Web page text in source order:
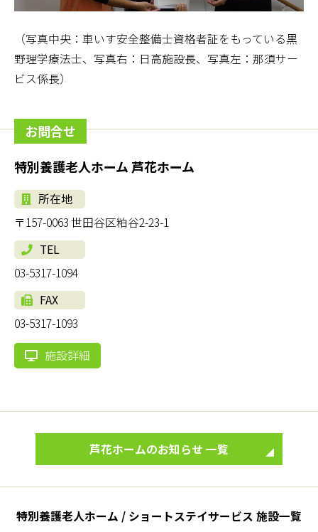
（写真中央：車いす安全整備士資格者証をもっている黒
野理学療法士、写真右：日高施設長、写真左：那須サー
ビス係長）
お問合せ
特別養護老人ホーム 芦花ホーム
所在地
〒157-0063 世田谷区粕谷2-23-1
TEL
03-5317-1094
FAX
03-5317-1093
施設詳細
芦花ホームのお知らせ 一覧
特別養護老人ホーム / ショートステイサービス 施設一覧